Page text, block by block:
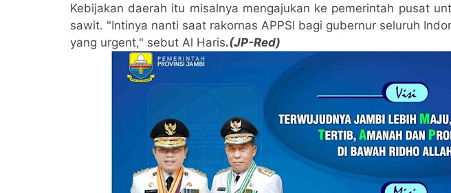
Kebijakan daerah itu misalnya mengajukan ke pemerintah pusat
sawit. "Intinya nanti saat rakornas APPSI bagi gubernur seluruh
yang urgent," sebut Al Haris.(JP-Red)